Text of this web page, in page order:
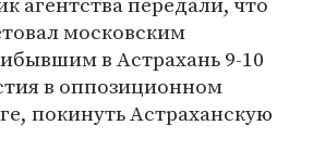
московским
в Астрахань 9-10
в оппозиционном
покинуть Астраханскую